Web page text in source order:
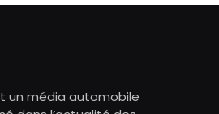
un média automobile